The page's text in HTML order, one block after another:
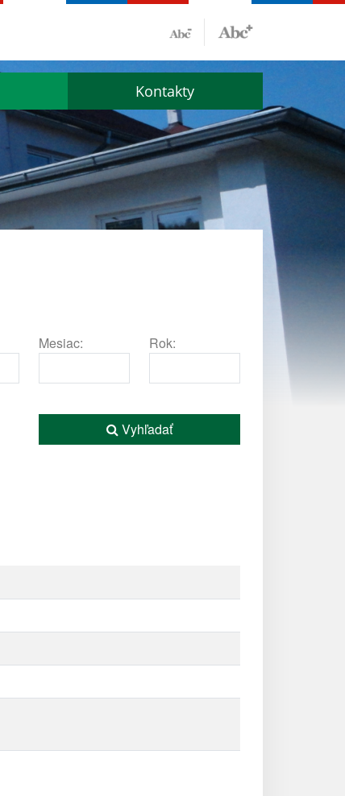
Kontakty
Mesiac: Rok:
Vyhľadať